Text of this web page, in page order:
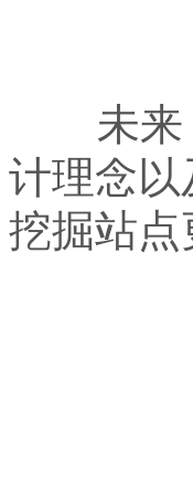
未来，
计理念
挖掘站